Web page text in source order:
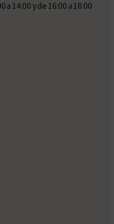
a 14:00 y de 16:00 a 18:00